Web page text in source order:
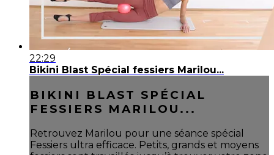
22:29
Bikini Blast Spécial fessiers Marilou...
BIKINI BLAST SPÉCIAL
FESSIERS MARILOU...
Retrouvez Marilou pour une séance spécial
Fessiers ultra efficace. Petits, grands et moyens